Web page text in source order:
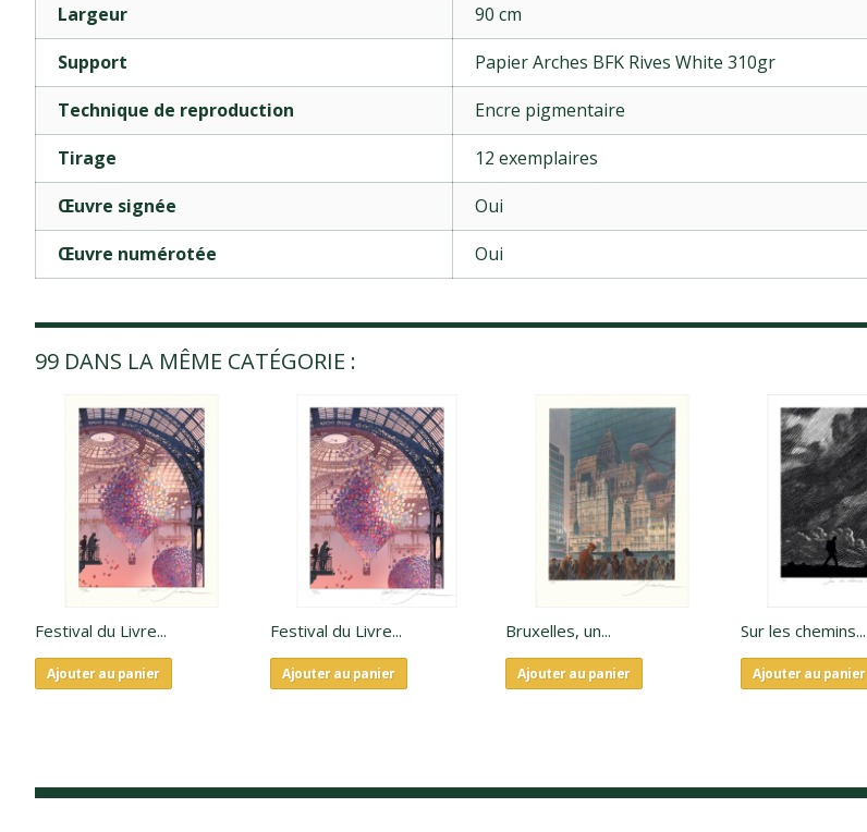
Largeur
90 cm
Support
Papier Arches BFK Rives White 310gr
Technique de reproduction
Encre pigmentaire
Tirage
12 exemplaires
Œuvre signée
Oui
Œuvre numérotée
Oui
99 DANS LA MÊME CATÉGORIE :
Festival du Livre...
Ajouter au panier
Festival du Livre...
Ajouter au panier
Bruxelles, un...
Ajouter au panier
Sur les chemins...
Ajouter au panier